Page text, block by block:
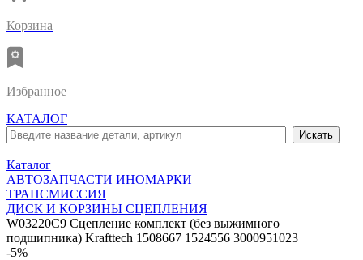
Корзина
Избранное
КАТАЛОГ
Каталог
АВТОЗАПЧАСТИ ИНОМАРКИ
ТРАНСМИССИЯ
ДИСК И КОРЗИНЫ СЦЕПЛЕНИЯ
W03220C9 Сцепление комплект (без выжимного
подшипника) Krafttech 1508667 1524556 3000951023
-5%